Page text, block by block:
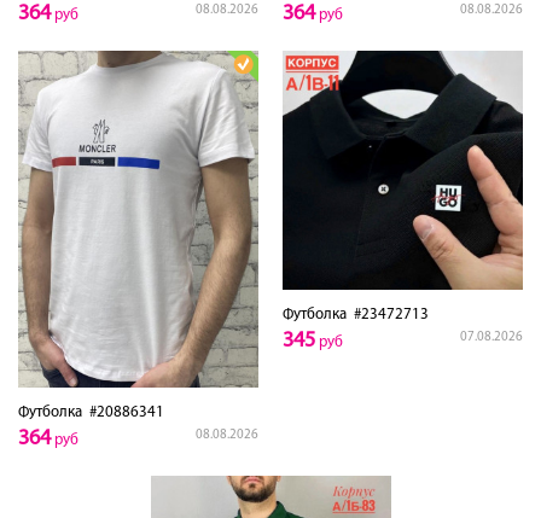
08.08.2026
364руб 08.08.2026
364руб
Футболка #20886341
08.08.2026
364руб
Футболка #23472713
07.08.2026
345 руб